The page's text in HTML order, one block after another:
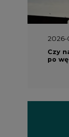
2026-
Czy
po